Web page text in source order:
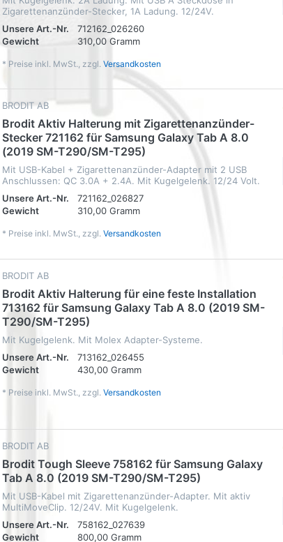
Zigarettenanzünder-Stecker, 1A Ladung. 12/24V.
Unsere Art.-Nr.
712162_026260
Gewicht
310,00 Gramm
* Preise inkl. MwSt., zzgl. Versandkosten
BRODIT AB
Brodit Aktiv Halterung mit Zigarettenanzünder-
Stecker 721162 für Samsung Galaxy Tab A 8.0
(2019 SM-T290/SM-T295)
Mit USB-Kabel + Zigarettenanzünder-Adapter mit 2 USB
Anschlussen: QC 3.0A + 2.4A. Mit Kugelgelenk. 12/24 Volt.
Unsere Art.-Nr.
721162_026827
Gewicht
310,00 Gramm
* Preise inkl. MwSt., zzgl. Versandkosten
BRODIT AB
Brodit Aktiv Halterung für eine feste Installation
713162 für Samsung Galaxy Tab A 8.0 (2019 SM-
T290/SM-T295)
Mit Kugelgelenk. Mit Molex Adapter-Systeme.
Unsere Art.-Nr.
713162_026455
Gewicht
430,00 Gramm
* Preise inkl. MwSt., zzgl. Versandkosten
BRODIT AB
Brodit Tough Sleeve 758162 für Samsung Galaxy
Tab A 8.0 (2019 SM-T290/SM-T295)
Mit USB-Kabel mit Zigarettenanzünder-Adapter. Mit aktiv
MultiMoveClip. 12/24V. Mit Kugelgelenk.
Unsere Art.-Nr.
758162_027639
Gewicht
800,00 Gramm